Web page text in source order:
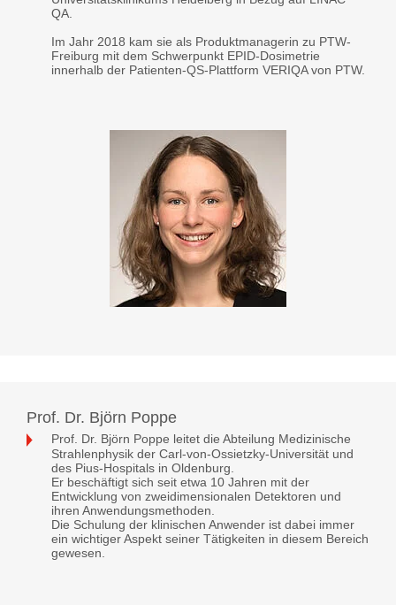
QA.
Im Jahr 2018 kam sie als Produktmanagerin zu PTW-
Freiburg mit dem Schwerpunkt EPID-Dosimetrie
innerhalb der Patienten-QS-Plattform VERIQA von PTW.
Prof. Dr. Björn Poppe
Prof. Dr. Björn Poppe leitet die Abteilung Medizinische
Strahlenphysik der Carl-von-Ossietzky-Universität und
des Pius-Hospitals in Oldenburg.
Er beschäftigt sich seit etwa 10 Jahren mit der
Entwicklung von zweidimensionalen Detektoren und
ihren Anwendungsmethoden.
Die Schulung der klinischen Anwender ist dabei immer
ein wichtiger Aspekt seiner Tätigkeiten in diesem Bereich
gewesen.